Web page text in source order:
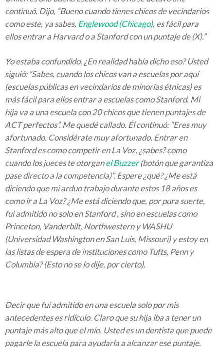
continuó. Dijo, “Bueno cuando tienes chicos de vecindarios
como este, ya sabes, Englewood (Chicago), es fácil para
ellos entrar a Harvard o a Stanford con un puntaje de (X).”
Yo estaba confundido. ¿En realidad había dicho eso? Usted
siguió: “Sabes, cuando los chicos van a escuelas por aquí
(escuelas públicas en vecindarios de minorías étnicas) es
más fácil para ellos entrar a escuelas como Stanford. Mi
hija va a una escuela con 20 chicos que tienen puntajes de
ACT perfectos”. Me quedé callado. Él continuó: “Eres muy
afortunado. Considérate muy afortunado. Entrar en
Stanford es como competir en La Voz, ¿sabes? como
cuando los jueces te otorganel Buzzer(botón que garantiza
pase directo a la competencia)”. Espere ¿qué? ¿Me está
diciendo que mi arduo trabajo durante estos 18 años es
como ir a La Voz? ¿Me está diciendo que, por pura suerte,
fui admitido no solo en Stanford , sino en escuelas como
Princeton, Vanderbilt, Northwestern y WASHU
(Universidad Washington en San Luis, Missouri) y estoy en
las listas de espera de instituciones como Tufts, Penn y
Columbia? (Esto no se lo dije, por cierto).
Decir que fui admitido en una escuela solo por mis
antecedentes es ridículo. Claro que su hija iba a tener un
puntaje más alto que el mío. Usted es un dentista que puede
pagarle la escuela para ayudarla a alcanzar ese puntaje.